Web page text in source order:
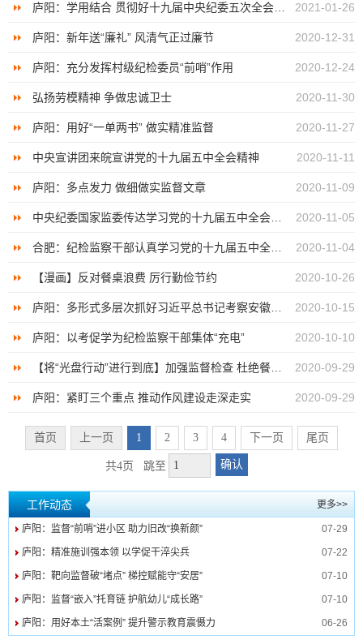
2021-01-26
庐阳：新年送“廉礼” 风清气正过廉节 2020-12-31
庐阳：充分发挥村级纪检委员“前哨”作用 2020-12-24
弘扬劳模精神 争做忠诚卫士 2020-11-30
庐阳：用好“一单两书” 做实精准监督 2020-11-27
中央宣讲团来皖宣讲党的十九届五中全会精神 2020-11-11
庐阳：多点发力 做细做实监督文章 2020-11-09
2020-11-05
2020-11-04
【漫画】反对餐桌浪费 厉行勤俭节约 2020-10-26
2020-10-15
庐阳：以考促学为纪检监察干部集体“充电” 2020-10-10
2020-09-29
庐阳：紧盯三个重点 推动作风建设走深走实 2020-09-29
首页 上一页 1 2 3 4 下一页 尾页
共4页 跳至 确认
工作动态 更多>>
庐阳：监督“前哨”进小区 助力旧改“换新颜” 07-29
庐阳：精准施训强本领 以学促干淬尖兵 07-22
庐阳：靶向监督破“堵点” 梯控赋能守“安居” 07-10
庐阳：监督“嵌入”托育链 护航幼儿“成长路” 07-10
庐阳：用好本土“活案例” 提升警示教育震慑力 06-26